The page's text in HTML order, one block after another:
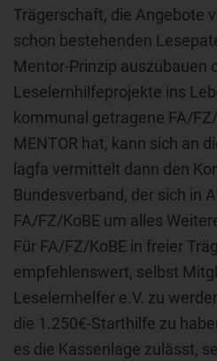
Trägerschaft, die Angebote
schon bestehenden
Mentor-Prinzip auszubauen
Leselernhilfeprojekte ins
kommunal getragene FA/
MENTOR hat, kann sich an
lagfa vermittelt dann den
Bundesverband, der sich in
FA/FZ/KoBE um alles
Für FA/FZ/KoBE in freier
empfehlenswert, selbst
Leselernhelfer e.V. zu
die 1.250€-Starthilfe zu
es die Kassenlage zulässt,